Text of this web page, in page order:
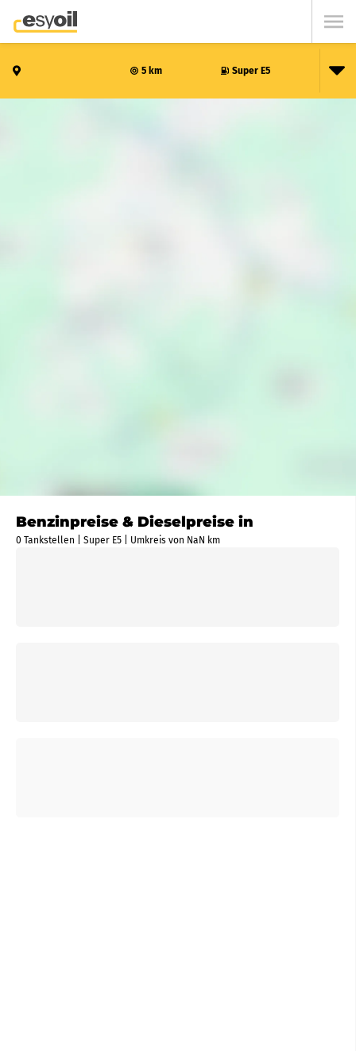
5 km Super E5
Benzinpreise & Dieselpreise in
0 Tankstellen | Super E5 | Umkreis von NaN km